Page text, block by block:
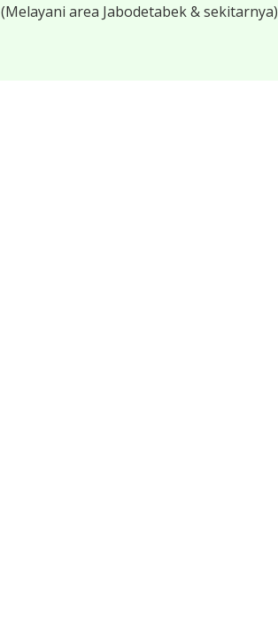
(Melayani area Jabodetabek & sekitarnya)